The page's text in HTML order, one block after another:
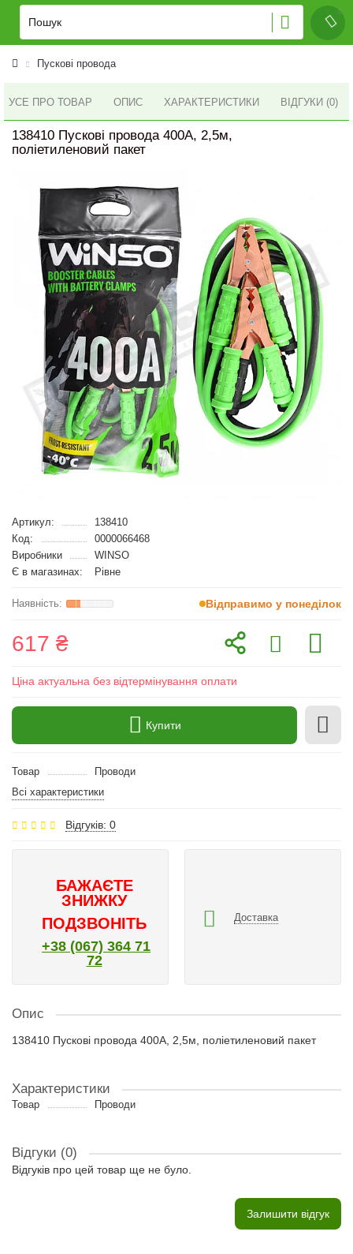
Пускові провода
УСЕ ПРО ТОВАР ОПИС ХАРАКТЕРИСТИКИ ВІДГУКИ (0)
138410 Пускові провода 400A, 2,5м,
поліетиленовий пакет
Артикул:
138410
Код:
0000066468
Виробники
WINSO
Є в магазинах:
Рівне
Відправимо у понеділок
617 ₴
Ціна актуальна без відтермінування оплати
Купити
Товар
Проводи
Всі характеристики
Відгуків: 0
БАЖАЄТЕ
ЗНИЖКУ
ПОДЗВОНІТЬ
+38 (067) 364 71
72
Доставка
Опис
138410 Пускові провода 400A, 2,5м, поліетиленовий пакет
Характеристики
Товар Проводи
Відгуки (0)
Відгуків про цей товар ще не було.
Залишити відгук